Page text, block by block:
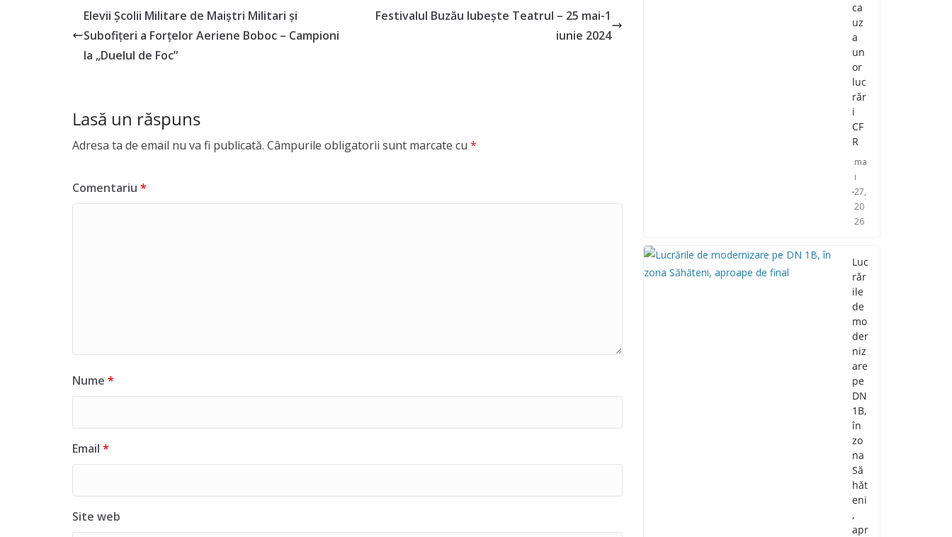
Elevii Școlii Militare de Maiștri Militari și
Subofițeri a Forțelor Aeriene Boboc – Campioni
la „Duelul de Foc”
Festivalul Buzău Iubește Teatrul – 25 mai-1
iunie 2024
Lasă un răspuns
Adresa ta de email nu va fi publicată. Câmpurile obligatorii sunt marcate cu *
Comentariu *
Nume *
Email *
Site web
ca
uz
a
un
or
luc
răr
i
CF
R
ma
i
27,
20
26
Luc
răr
ile
de
mo
der
niz
are
pe
DN
1B,
în
zo
na
Să
hăt
eni
,
apr